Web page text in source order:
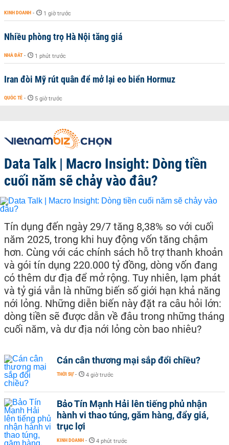
KINH DOANH - 1 giờ trước
Nhiều phòng trọ Hà Nội tăng giá
NHÀ ĐẤT - 1 phút trước
Iran đòi Mỹ rút quân để mở lại eo biển Hormuz
QUỐC TẾ - 5 giờ trước
Data Talk | Macro Insight: Dòng tiền
cuối năm sẽ chảy vào đâu?
Tín dụng đến ngày 29/7 tăng 8,38% so với cuối
năm 2025, trong khi huy động vốn tăng chậm
hơn. Cùng với các chính sách hỗ trợ thanh khoản
và gói tín dụng 220.000 tỷ đồng, dòng vốn đang
có thêm dư địa để mở rộng. Tuy nhiên, lạm phát
và tỷ giá vẫn là những biến số giới hạn khả năng
nới lỏng. Những diễn biến này đặt ra câu hỏi lớn:
dòng tiền sẽ được dẫn về đâu trong những tháng
cuối năm, và dư địa nới lỏng còn bao nhiêu?
Cán cân thương mại sắp đổi chiều?
THỜI SỰ - 4 giờ trước
Bảo Tín Mạnh Hải lên tiếng phủ nhận
hành vi thao túng, găm hàng, đẩy giá,
trục lợi
KINH DOANH - 4 phút trước